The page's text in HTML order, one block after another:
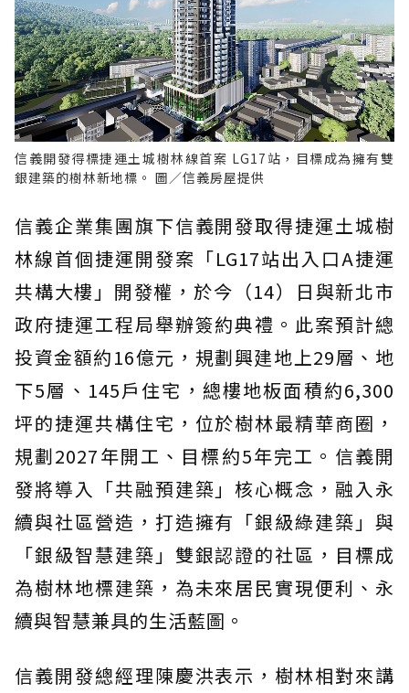
信義開發得標捷運土城樹林線首案 LG17站，目標成為擁有雙
銀建築的樹林新地標。 圖／信義房屋提供
信義企業集團旗下信義開發取得捷運土城樹
林線首個捷運開發案「LG17站出入口A捷運
共構大樓」開發權，於今（14）日與新北市
政府捷運工程局舉辦簽約典禮。此案預計總
投資金額約16億元，規劃興建地上29層、地
下5層、145戶住宅，總樓地板面積約6,300
坪的捷運共構住宅，位於樹林最精華商圈，
規劃2027年開工、目標約5年完工。信義開
發將導入「共融預建築」核心概念，融入永
續與社區營造，打造擁有「銀級綠建築」與
「銀級智慧建築」雙銀認證的社區，目標成
為樹林地標建築，為未來居民實現便利、永
續與智慧兼具的生活藍圖。
信義開發總經理陳慶洪表示，樹林相對來講